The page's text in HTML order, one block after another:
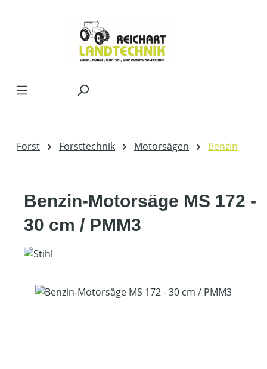
Forst Forsttechnik Motorsägen Benzin
Benzin-Motorsäge MS 172 -
30 cm / PMM3
Bildergalerie überspringen